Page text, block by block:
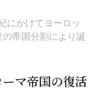
にかけてヨーロッ
帝国分割により誕
マ帝国の復活